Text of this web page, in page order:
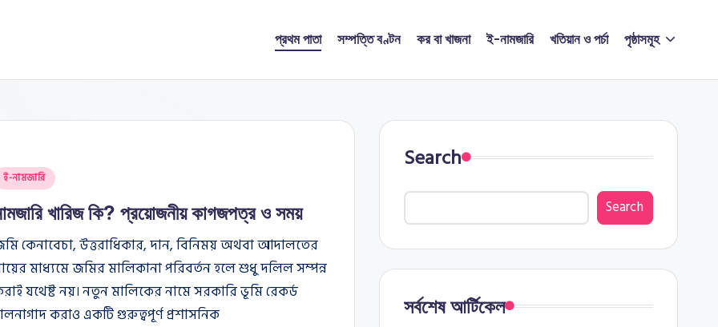
প্রথম পাতা সম্পত্তি বণ্টন কর বা খাজনা ই-নামজারি খতিয়ান ও পর্চা পৃষ্ঠাসমূহ
ই-নামজারি
খারিজ কি? প্রয়োজনীয় কাগজপত্র ও সময়
কেনাবেচা, উত্তরাধিকার, দান, বিনিময় অথবা আদালতের
মাধ্যমে জমির মালিকানা পরিবর্তন হলে শুধু দলিল সম্পন্ন
যথেষ্ট নয়। নতুন মালিকের নামে সরকারি ভূমি রেকর্ড
করাও একটি গুরুত্বপূর্ণ প্রশাসনিক
Search
Search
সর্বশেষ আর্টিকেল